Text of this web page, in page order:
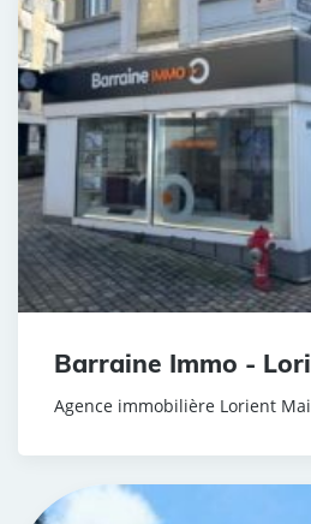
Barraine Immo -
Agence immobilière Lorient